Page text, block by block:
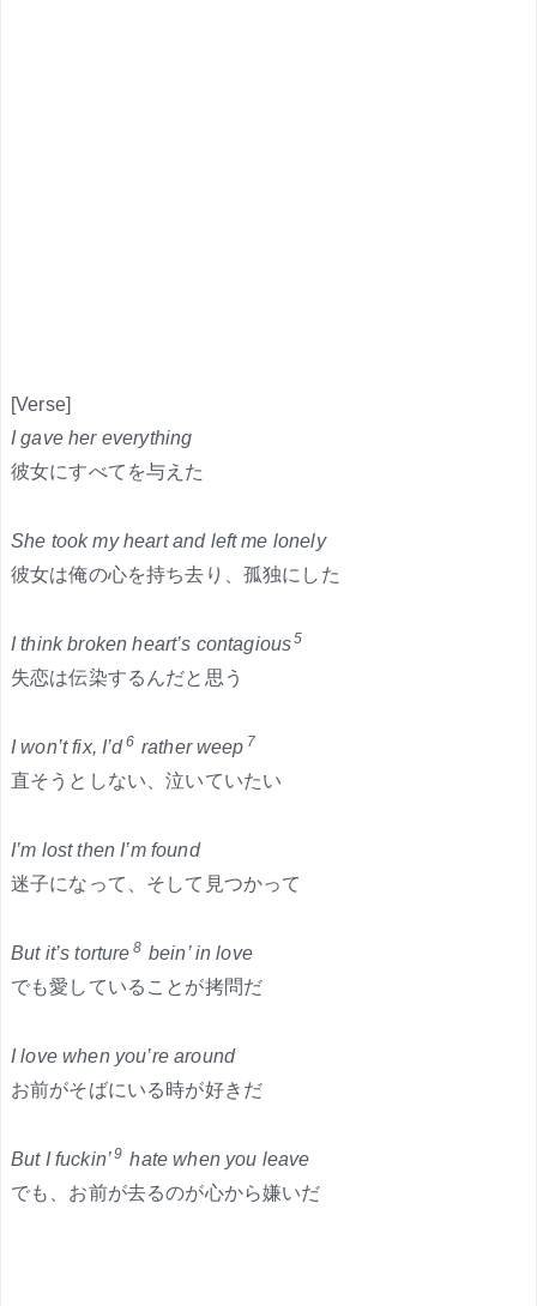
[Verse]
I gave her everything
彼女にすべてを与えた
She took my heart and left me lonely
彼女は俺の心を持ち去り、孤独にした
I think broken heart’s contagious5
失恋は伝染するんだと思う
I won’t fix, I’d6 rather weep 7
直そうとしない、泣いていたい
I’m lost then I’m found
迷子になって、そして見つかって
But it’s torture 8 bein’ in love
でも愛していることが拷問だ
I love when you’re around
お前がそばにいる時が好きだ
But I fuckin’9 hate when you leave
でも、お前が去るのが心から嫌いだ